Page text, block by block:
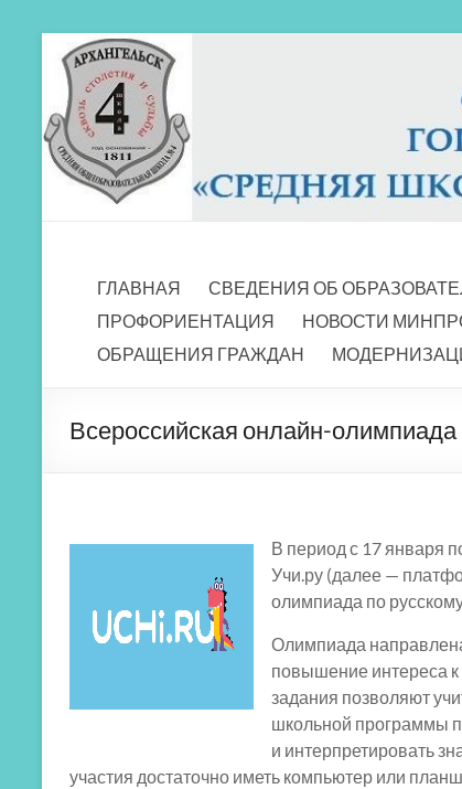
Перейти
содержимому
МБОУ СШ 4
ГЛАВНАЯ
СВЕДЕНИЯ ОБ
ПРОФОРИЕНТАЦИЯ
НОВОСТИ
ОБРАЩЕНИЯ ГРАЖДАН
Всероссийская онлайн-олимпиада
В период с 17 января
Учи.ру (далее —
олимпиада по
Олимпиада
повышение интереса
задания позволяют
школьной программы
и интерпретировать
участия достаточно иметь компьютер или